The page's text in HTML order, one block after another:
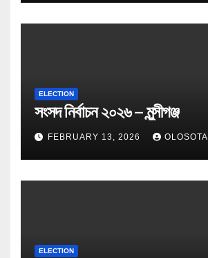
ELECTION
সংসদ নির্বাচন ২০২৬ – মুন্সীগঞ্জ
FEBRUARY 13, 2026 OLOSOTA
ELECTION